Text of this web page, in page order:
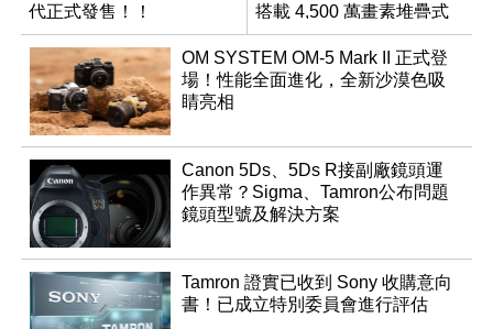
代正式發售！！
搭載 4,500 萬畫素堆疊式
感光元件？
OM SYSTEM OM-5 Mark II 正式登
場！性能全面進化，全新沙漠色吸
睛亮相
Canon 5Ds、5Ds R接副廠鏡頭運
作異常？Sigma、Tamron公布問題
鏡頭型號及解決方案
Tamron 證實已收到 Sony 收購意向
書！已成立特別委員會進行評估